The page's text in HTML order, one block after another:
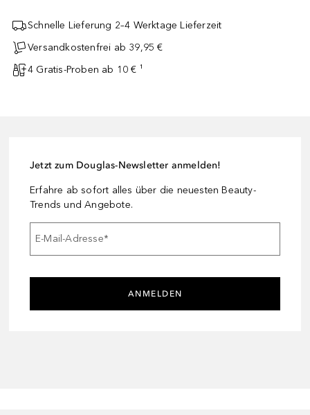
Schnelle Lieferung 2–4 Werktage Lieferzeit
Versandkostenfrei ab 39,95 €
4 Gratis-Proben ab 10 € ¹
Jetzt zum Douglas-Newsletter anmelden!
Erfahre ab sofort alles über die neuesten Beauty-
Trends und Angebote.
E-Mail-Adresse*
ANMELDEN